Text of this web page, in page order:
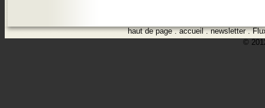
haut de page.accueil.newsletter.
©